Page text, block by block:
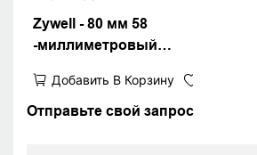
Zywell - 80 мм 58
-миллиметровый
Настольный принтер
тепловой квитанцию ​​
Добавить В Корзину
Отправьте свой запрос